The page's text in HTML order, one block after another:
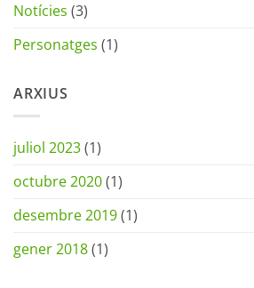
Notícies (3)
Personatges (1)
ARXIUS
juliol 2023(1)
octubre 2020(1)
desembre 2019(1)
gener 2018(1)